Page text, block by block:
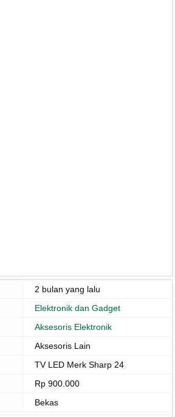
2 bulan yang lalu
Elektronik dan Gadget
Aksesoris Elektronik
Aksesoris Lain
TV LED Merk Sharp 24
Rp 900.000
Bekas